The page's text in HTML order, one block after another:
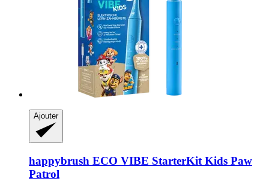
Ajouter
happybrush ECO VIBE StarterKit Kids Paw
Patrol